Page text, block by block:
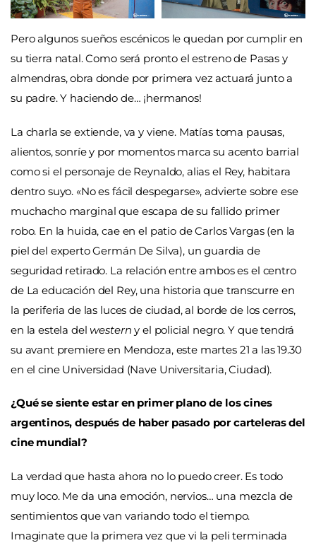
Pero algunos sueños escénicos le quedan por cumplir en
su tierra natal. Como será pronto el estreno de Pasas y
almendras, obra donde por primera vez actuará junto a
su padre. Y haciendo de… ¡hermanos!
La charla se extiende, va y viene. Matías toma pausas,
alientos, sonríe y por momentos marca su acento barrial
como si el personaje de Reynaldo, alias el Rey, habitara
dentro suyo. «No es fácil despegarse», advierte sobre ese
muchacho marginal que escapa de su fallido primer
robo. En la huida, cae en el patio de Carlos Vargas (en la
piel del experto Germán De Silva), un guardia de
seguridad retirado. La relación entre ambos es el centro
de La educación del Rey, una historia que transcurre en
la periferia de las luces de ciudad, al borde de los cerros,
en la estela del western y el policial negro. Y que tendrá
su avant premiere en Mendoza, este martes 21 a las 19.30
en el cine Universidad (Nave Universitaria, Ciudad).
¿Qué se siente estar en primer plano de los cines
argentinos, después de haber pasado por carteleras del
cine mundial?
La verdad que hasta ahora no lo puedo creer. Es todo
muy loco. Me da una emoción, nervios… una mezcla de
sentimientos que van variando todo el tiempo.
Imaginate que la primera vez que vi la peli terminada